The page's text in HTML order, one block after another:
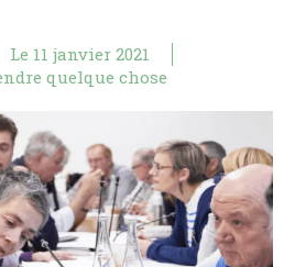
Le 11 janvier 2021
quelque chose